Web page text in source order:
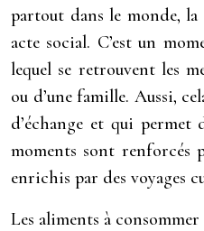
partout dans le monde,
acte social. C’est un
lequel se retrouvent les
ou d’une famille. Aussi,
d’échange et qui permet
moments sont renforcés
enrichis par des voyages
Les aliments à consommer